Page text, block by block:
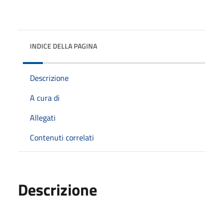
INDICE DELLA PAGINA
Descrizione
A cura di
Allegati
Contenuti correlati
Descrizione